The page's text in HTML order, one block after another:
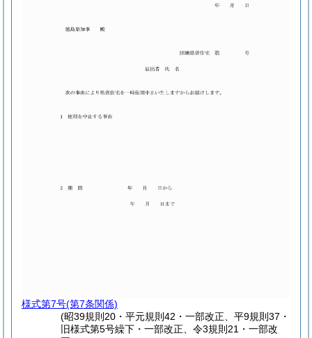
様式第7号(第7条関係)
(昭39規則20・平元規則42・一部改正、平9規則37・
旧様式第5号繰下・一部改正、令3規則21・一部改